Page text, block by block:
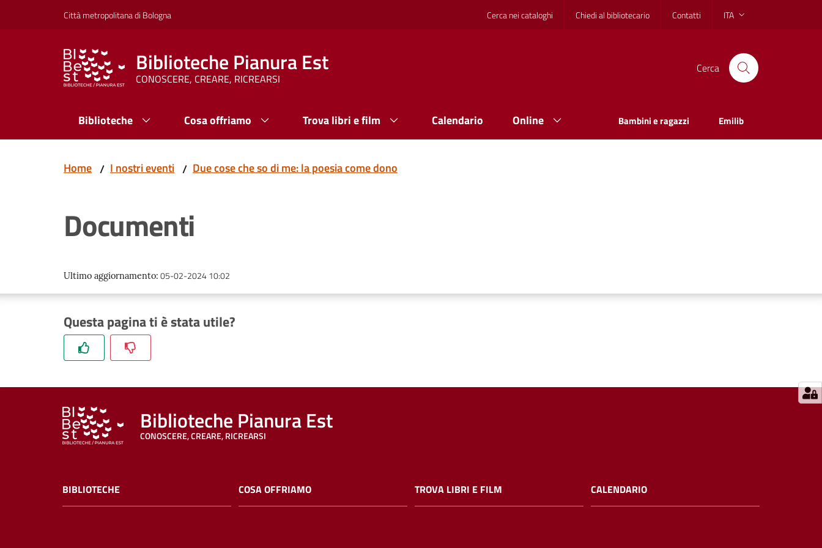
Vai al contenuto
Vai alla navigazioneCittà metropolitana di Bologna Cerca nei cataloghi Chiedi al bibliotecario Contatti ITA
Biblioteche Pianura Est
CONOSCERE, CREARE, RICREARSI
Cerca
Biblioteche Cosa offriamo Trova libri e film Calendario Online Bambini e ragazzi Emilib
Home / I nostri eventi / Due cose che so di me: la poesia come dono
Documenti
Ultimo aggiornamento: 05-02-2024 10:02
Questa pagina ti è stata utile?
Biblioteche Pianura Est
CONOSCERE, CREARE, RICREARSI
BIBLIOTECHE COSA OFFRIAMO TROVA LIBRI E FILM CALENDARIO